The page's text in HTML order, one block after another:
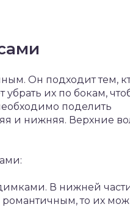
Он подходит тем,
убрать их по бокам,
поделить
и нижняя. Верхние
В нижней части
то их